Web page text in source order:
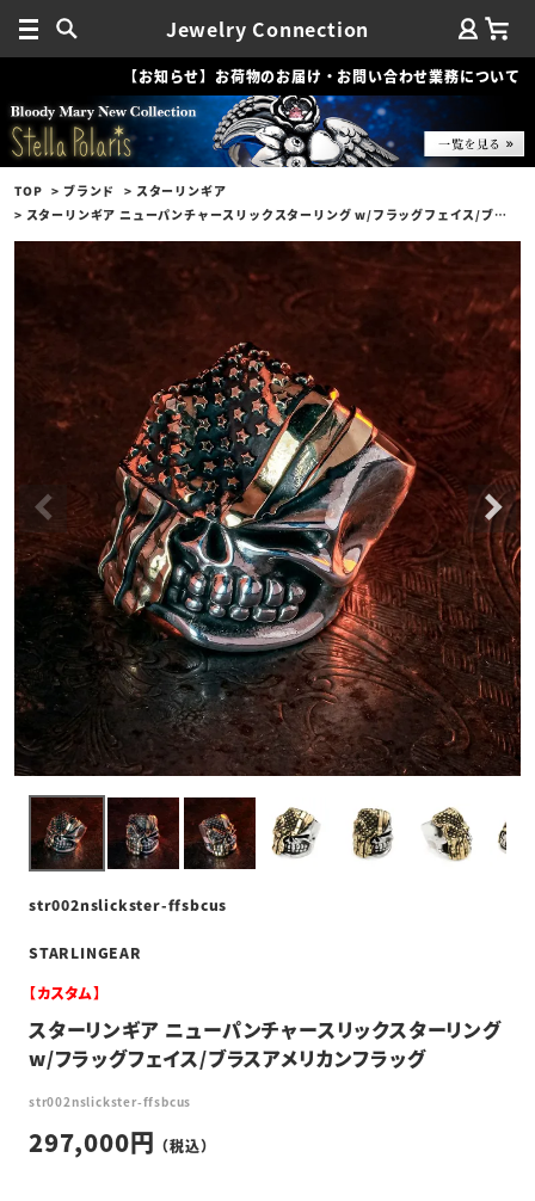
Jewelry Connection
【お知らせ】お荷物のお届け・お問い合わせ業務について
TOP ブランド
スターリンギア
スターリンギア ニューパンチャースリックスターリング w/フラッグフェイス/ブラスアメリカンフラッグ
str002nslickster-ffsbcus
STARLINGEAR
【カスタム】
スターリンギア ニューパンチャースリックスターリング
w/フラッグフェイス/ブラスアメリカンフラッグ
str002nslickster-ffsbcus
297,000